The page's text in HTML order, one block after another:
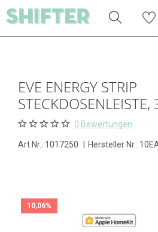
EVE ENERGY STRIP
0 Bewertungen
Art.Nr.: 1017250 Hersteller Nr.:
10,06%